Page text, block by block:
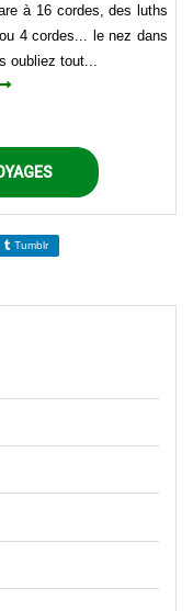
à 16 cordes, des luths
4 cordes... le nez dans
oubliez tout...
Tumblr